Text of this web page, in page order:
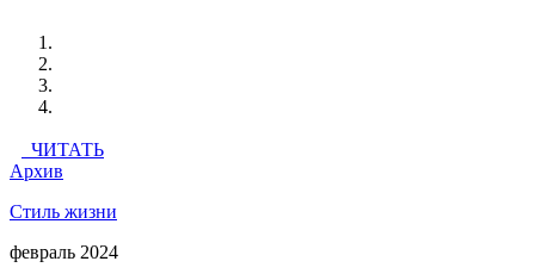
ЧИТАТЬ
Архив
Стиль жизни
февраль 2024